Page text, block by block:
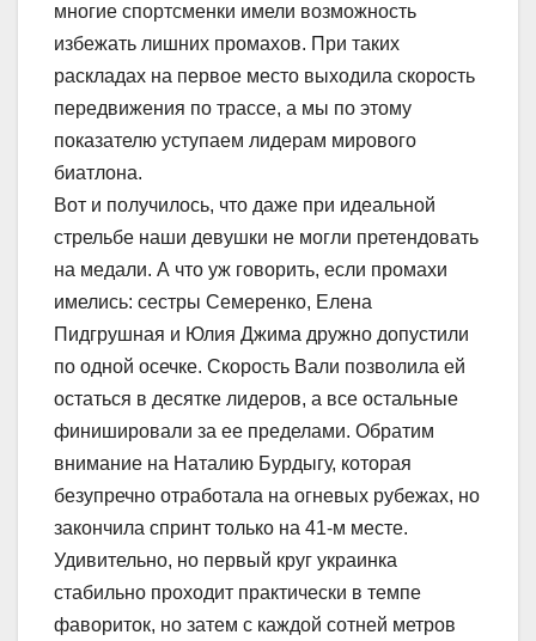
многие спортсменки имели возможность
избежать лишних промахов. При таких
раскладах на первое место выходила скорость
передвижения по трассе, а мы по этому
показателю уступаем лидерам мирового
биатлона.
Вот и получилось, что даже при идеальной
стрельбе наши девушки не могли претендовать
на медали. А что уж говорить, если промахи
имелись: сестры Семеренко, Елена
Пидгрушная и Юлия Джима дружно допустили
по одной осечке. Скорость Вали позволила ей
остаться в десятке лидеров, а все остальные
финишировали за ее пределами. Обратим
внимание на Наталию Бурдыгу, которая
безупречно отработала на огневых рубежах, но
закончила спринт только на 41-м месте.
Удивительно, но первый круг украинка
стабильно проходит практически в темпе
фавориток, но затем с каждой сотней метров